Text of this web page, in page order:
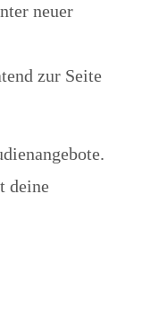
neuer
zur Seite
deine